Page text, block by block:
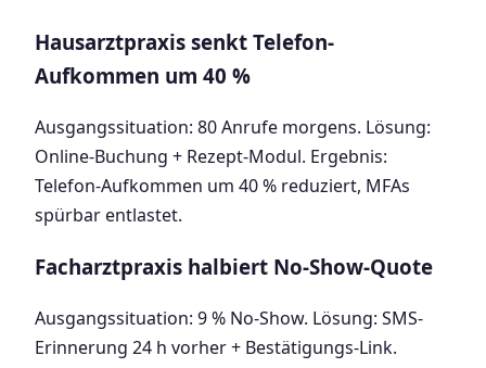
Hausarztpraxis senkt Telefon-
Aufkommen um 40 %
Ausgangssituation: 80 Anrufe morgens. Lösung:
Online-Buchung + Rezept-Modul. Ergebnis:
Telefon-Aufkommen um 40 % reduziert, MFAs
spürbar entlastet.
Facharztpraxis halbiert No-Show-Quote
Ausgangssituation: 9 % No-Show. Lösung: SMS-
Erinnerung 24 h vorher + Bestätigungs-Link.